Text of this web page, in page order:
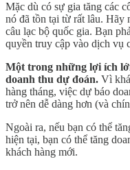
Mặc dù có sự gia tăng các
nó đã tồn tại từ rất lâu. Hãy
câu lạc bộ quốc gia. Bạn
quyền truy cập vào dịch vụ
Một trong những lợi ích
doanh thu dự đoán. Vì
hàng tháng, việc dự báo
trở nên dễ dàng hơn (và
Ngoài ra, nếu bạn có thể
hiện tại, bạn có thể tăng
khách hàng mới.